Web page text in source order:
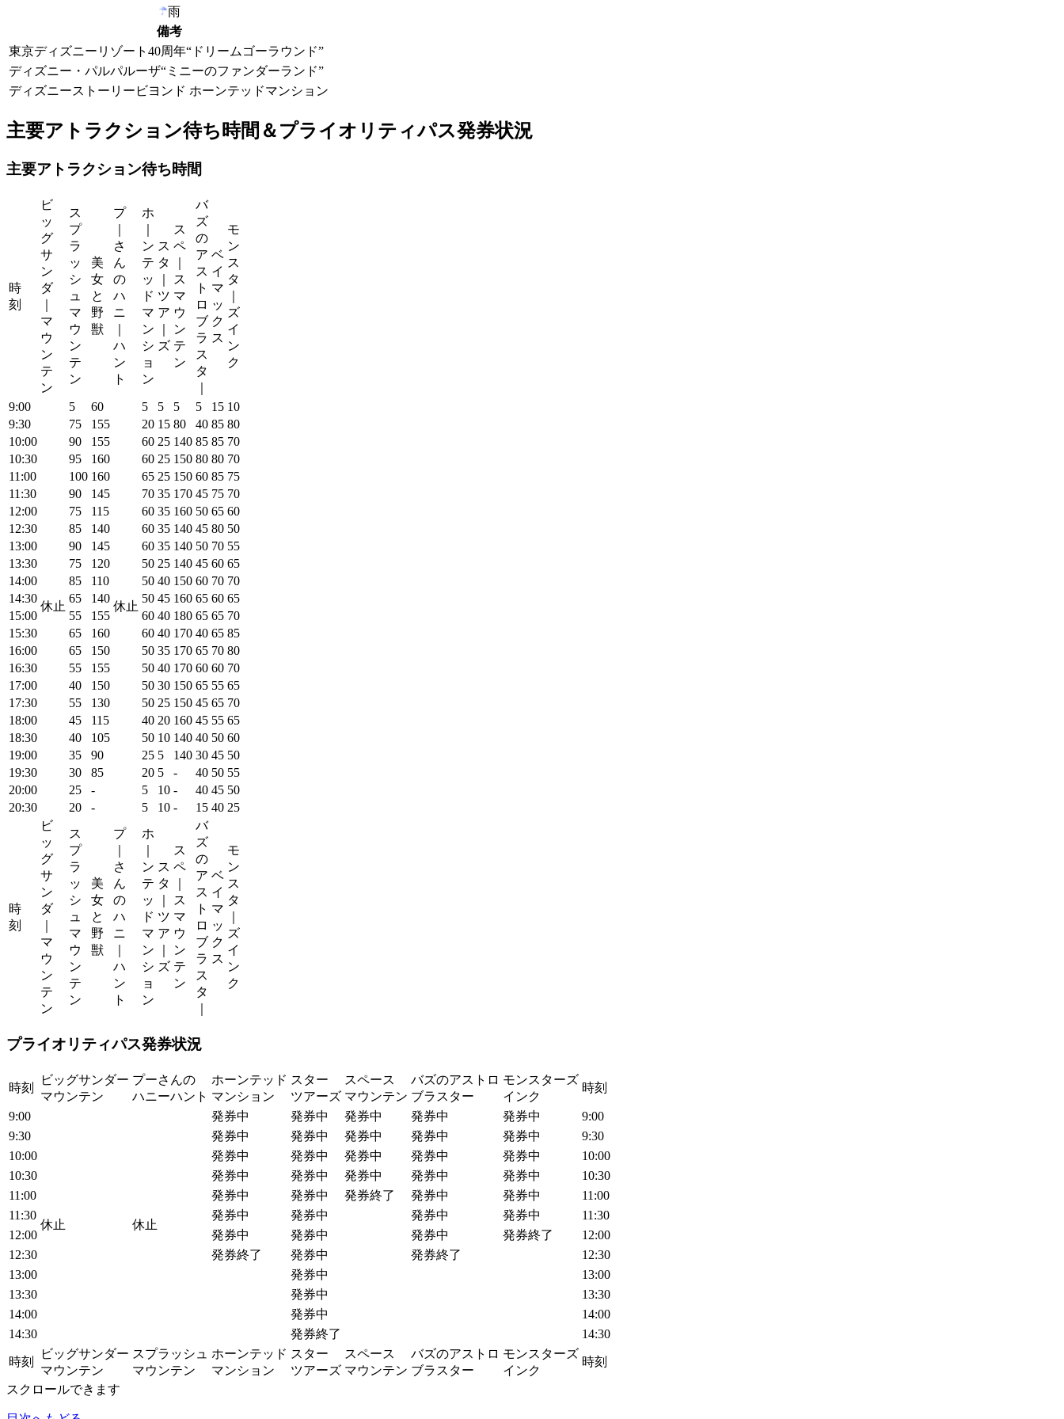
雨
備考
東京ディズニーリゾート40周年“ドリームゴーラウンド”
ディズニー・パルパルーザ“ミニーのファンダーランド”
ディズニーストーリービヨンド ホーンテッドマンション
主要アトラクション待ち時間＆プライオリティパス発券状況
主要アトラクション待ち時間
時
刻
ビ
ッ
グ
サ
ン
ダ
マ
ウ
ン
テ
ン
ス
プ
ラ
ッ
シ
ュ
マ
ウ
ン
テ
ン
美
女
と
野
獣
プ
さ
ん
の
ハ
ニ
ハ
ン
ト
ホ
ン
テ
ッ
ド
マ
ン
シ
ョ
ン
ス
タ
ツ
ア
ズ
ス
ペ
ス
マ
ウ
ン
テ
ン
バ
ズ
の
ア
ス
ト
ロ
ブ
ラ
ス
タ
ベ
イ
マ
ッ
ク
ス
モ
ン
ス
タ
ズ
イ
ン
ク
9:00
休止
5 60
休止
5 5 5 5 15 10
9:30
75 155 20 15 80 40 85 80
10:00
90 155 60 25 140 85 85 70
10:30
95 160 60 25 150 80 80 70
11:00
100 160 65 25 150 60 85 75
11:30
90 145 70 35 170 45 75 70
12:00
75 115 60 35 160 50 65 60
12:30
85 140 60 35 140 45 80 50
13:00
90 145 60 35 140 50 70 55
13:30
75 120 50 25 140 45 60 65
14:00
85 110 50 40 150 60 70 70
14:30
65 140 50 45 160 65 60 65
15:00
55 155 60 40 180 65 65 70
15:30
65 160 60 40 170 40 65 85
16:00
65 150 50 35 170 65 70 80
16:30
55 155 50 40 170 60 60 70
17:00
40 150 50 30 150 65 55 65
17:30
55 130 50 25 150 45 65 70
18:00
45 115 40 20 160 45 55 65
18:30
40 105 50 10 140 40 50 60
19:00
35 90 25 5 140 30 45 50
19:30
30 85 20 5 - 40 50 55
20:00
25 - 5 10 - 40 45 50
20:30
20 - 5 10 - 15 40 25
時
刻
ビ
ッ
グ
サ
ン
ダ
マ
ウ
ン
テ
ン
ス
プ
ラ
ッ
シ
ュ
マ
ウ
ン
テ
ン
美
女
と
野
獣
プ
さ
ん
の
ハ
ニ
ハ
ン
ト
ホ
ン
テ
ッ
ド
マ
ン
シ
ョ
ン
ス
タ
ツ
ア
ズ
ス
ペ
ス
マ
ウ
ン
テ
ン
バ
ズ
の
ア
ス
ト
ロ
ブ
ラ
ス
タ
ベ
イ
マ
ッ
ク
ス
モ
ン
ス
タ
ズ
イ
ン
ク
プライオリティパス発券状況
時刻
ビッグサンダー
マウンテン
プーさんの
ハニーハント
ホーンテッド
マンション
スター
ツアーズ
スペース
マウンテン
バズのアストロ
ブラスター
モンスターズ
インク
時刻
9:00
休止 休止
発券中 発券中 発券中 発券中 発券中
9:00
9:30
発券中 発券中 発券中 発券中 発券中
9:30
10:00
発券中 発券中 発券中 発券中 発券中
10:00
10:30
発券中 発券中 発券中 発券中 発券中
10:30
11:00
発券中 発券中 発券終了 発券中 発券中
11:00
11:30
発券中 発券中 発券中 発券中
11:30
12:00
発券中 発券中 発券中 発券終了
12:00
12:30
発券終了 発券中 発券終了
12:30
13:00
発券中
13:00
13:30
発券中
13:30
14:00
発券中
14:00
14:30
発券終了 14:30
時刻
ビッグサンダー
マウンテン
スプラッシュ
マウンテン
ホーンテッド
マンション
スター
ツアーズ
スペース
マウンテン
バズのアストロ
ブラスター
モンスターズ
インク
時刻
スクロールできます